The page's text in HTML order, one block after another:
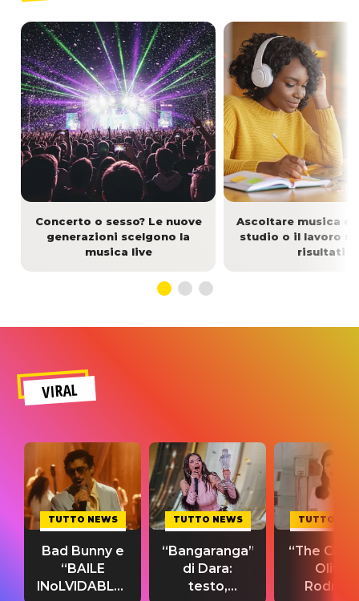
Concerto o sesso? Le nuove
generazioni scelgono la
musica live
Ascoltare musica
studio o il lavoro
risultati
VIRAL
TUTTO NEWS
Bad Bunny e
“BAILE
INoLVIDABLE”:
TUTTO NEWS
“Bangaranga”
di Dara:
testo,
TUTTO
“The
Olivia